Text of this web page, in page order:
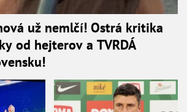
už nemlčí! Ostrá kritika
od hejterov a TVRDÁ